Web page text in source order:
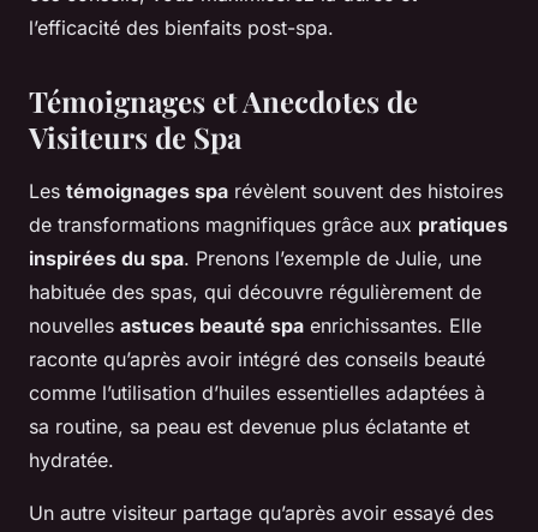
l’efficacité des bienfaits post-spa.
Témoignages et Anecdotes de
Visiteurs de Spa
Les témoignages spa révèlent souvent des histoires
de transformations magnifiques grâce aux pratiques
inspirées du spa. Prenons l’exemple de Julie, une
habituée des spas, qui découvre régulièrement de
nouvelles astuces beauté spa enrichissantes. Elle
raconte qu’après avoir intégré des conseils beauté
comme l’utilisation d’huiles essentielles adaptées à
sa routine, sa peau est devenue plus éclatante et
hydratée.
Un autre visiteur partage qu’après avoir essayé des